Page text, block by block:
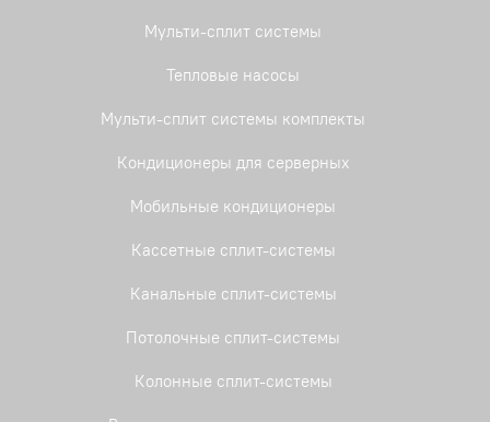
Мульти-сплит системы
Тепловые насосы
Мульти-сплит системы комплекты
Кондиционеры для серверных
Мобильные кондиционеры
Кассетные сплит-системы
Канальные сплит-системы
Потолочные сплит-системы
Колонные сплит-системы